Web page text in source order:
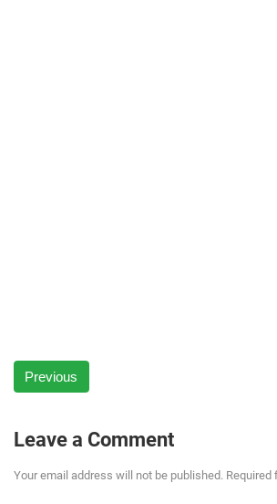
Previous
Leave a Comment
Your email address will not be published. Required